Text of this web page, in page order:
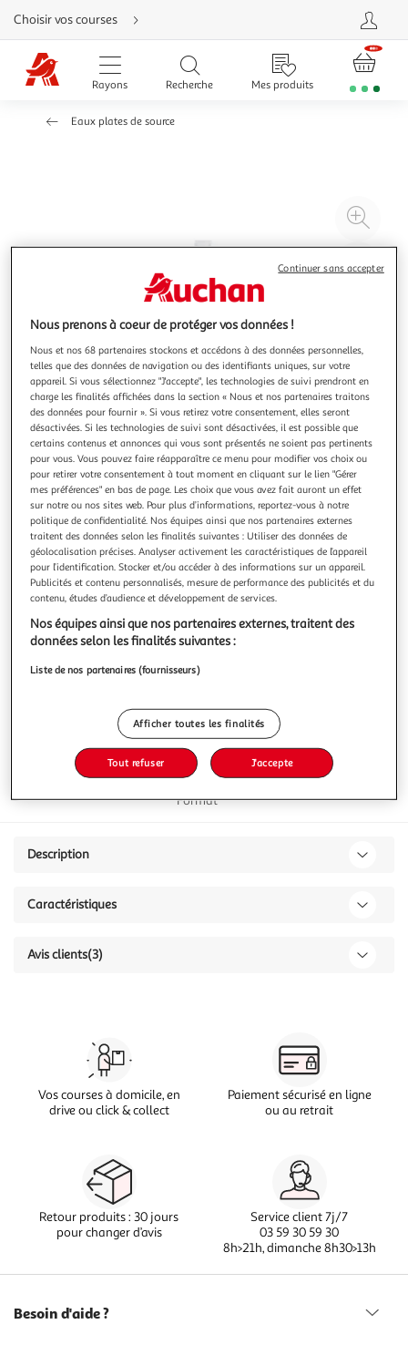
Aller
directement
au
contenu
Aller
directement
Aller
d'aide
Choisir vos courses
Rayons Recherche Mes produits
Eaux plates de source
à
5.0 (3)
CRISTALINE
Eau de source plate
Cristaline vous offre une eau de source plate de qualité
faiblement minéralisée captée dans une source au plus
proche de chez vous. Elle hydrate en toute légèreté à petit
prix. Cristaline est l'eau préférée des français. (Source
Kantar) Une eau de source Cristaline de qualité et
faiblement minérali
En savoir +
Vous voulez connaître le prix de ce produit ?
Format
Description
Caractéristiques
Avis clients(3)
Vos courses à domicile, en
drive ou click & collect
Paiement sécurisé en ligne
ou au retrait
Retour produits : 30 jours
pour changer d’avis
Service client 7j/7
03 59 30 59 30
8h>21h, dimanche 8h30>13h
Besoin d'aide ?
Nous prenons à coeur de protéger vos données !
Nous et nos 68 partenaires stockons et accédons à des données personnelles,
telles que des données de navigation ou des identifiants uniques, sur votre
appareil. Si vous sélectionnez "J'accepte", les technologies de suivi prendront en
charge les finalités affichées dans la section « Nous et nos partenaires traitons
des données pour fournir ». Si vous retirez votre consentement, elles seront
désactivées. Si les technologies de suivi sont désactivées, il est possible que
certains contenus et annonces qui vous sont présentés ne soient pas pertinents
pour vous. Vous pouvez faire réapparaître ce menu pour modifier vos choix ou
pour retirer votre consentement à tout moment en cliquant sur le lien "Gérer
mes préférences" en bas de page. Les choix que vous avez fait auront un effet
sur notre ou nos sites web. Pour plus d’informations, reportez-vous à notre
politique de confidentialité. Nos équipes ainsi que nos partenaires externes
traitent des données selon les finalités suivantes : Utiliser des données de
géolocalisation précises. Analyser activement les caractéristiques de l’appareil
pour l’identification. Stocker et/ou accéder à des informations sur un appareil.
Publicités et contenu personnalisés, mesure de performance des publicités et du
contenu, études d’audience et développement de services.
Nos équipes ainsi que nos partenaires externes, traitent des
données selon les finalités suivantes :
Liste de nos partenaires (fournisseurs)
Afficher toutes les finalités
Tout refuser J'accepte
Continuer sans accepter